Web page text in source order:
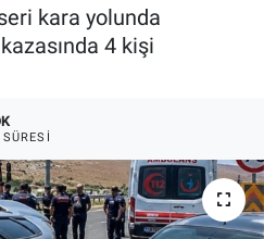
kara yolunda
4 kişi